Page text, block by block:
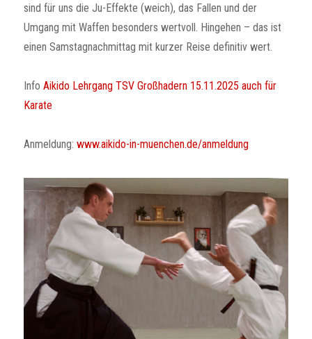
sind für uns die Ju-Effekte (weich), das Fallen und der
Umgang mit Waffen besonders wertvoll. Hingehen – das ist
einen Samstagnachmittag mit kurzer Reise definitiv wert.
InfoAikido Lehrgang TSV Großhadern 15.11.2025 auch für
Karate
Anmeldung:www.aikido-in-muenchen.de/anmeldung